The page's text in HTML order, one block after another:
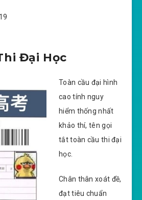
Đại Học
Toàn cầu đại hình
cao tính nguy
hiểm thống nhất
khảo thí, tên gọi
tắt toàn cầu thi đại
học.
Chân thân xoát đề,
đạt tiêu chuẩn